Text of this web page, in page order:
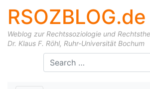
RSOZBLOG.de
Weblog zur Rechtssoziologie und
Dr. Klaus F. Röhl, Ruhr-Universität Bochum
Skip to content